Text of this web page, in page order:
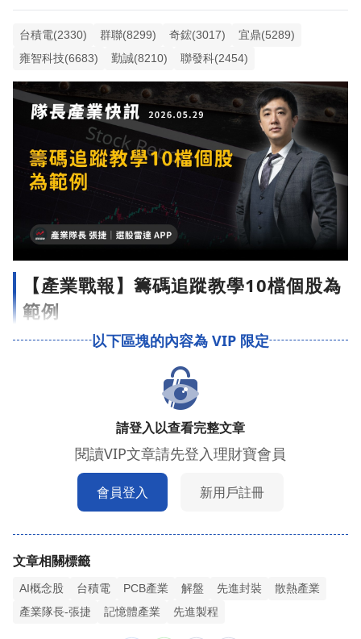
台積電(2330) 群聯(8299) 奇鋐(3017)
宜鼎(5289)
雍智科技(6683)
勤誠(8210) 聯發科(2454)
【產業戰報】籌碼追蹤教學10檔個股為
範例
請登入以查看完整文章
閱讀VIP文章請先登入理財寶會員
會員登入 新用戶註冊
文章相關標籤
AI概念股 台積電 PCB產業 解盤 先進封裝
散熱產業
產業隊長-張捷
記憶體產業 先進製程